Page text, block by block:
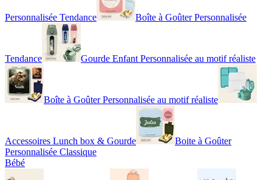
Personnalisée Tendance Boîte à Goûter Personnalisée
Tendance Gourde Enfant Personnalisée au motif réaliste
Boîte à Goûter Personnalisée au motif réaliste
Accessoires Lunch box & Gourde
Boite à Goûter
Personnalisée Classique
Bébé